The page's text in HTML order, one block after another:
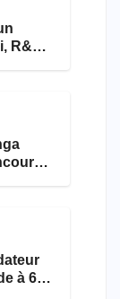
R&B
à 69